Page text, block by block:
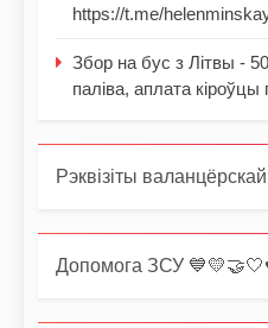
https://t.me/
Збор на бус з Літвы -
паліва, аплата
Рэквізіты
Допомога ЗСУ